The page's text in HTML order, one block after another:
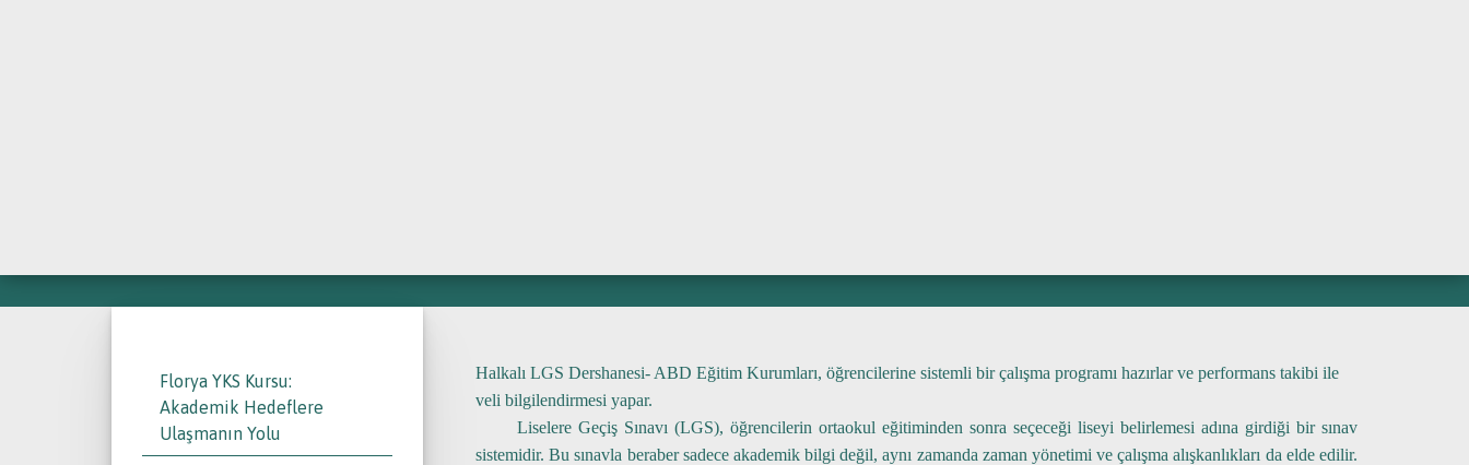
Florya YKS Kursu:
Akademik Hedeflere
Ulaşmanın Yolu
Halkalı LGS Dershanesi- ABD Eğitim Kurumları, öğrencilerine sistemli bir çalışma programı hazırlar ve performans takibi ile
veli bilgilendirmesi yapar.
Liselere Geçiş Sınavı (LGS), öğrencilerin ortaokul eğitiminden sonra seçeceği liseyi belirlemesi adına girdiği bir sınav
sistemidir. Bu sınavla beraber sadece akademik bilgi değil, aynı zamanda zaman yönetimi ve çalışma alışkanlıkları da elde edilir.